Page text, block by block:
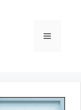
메